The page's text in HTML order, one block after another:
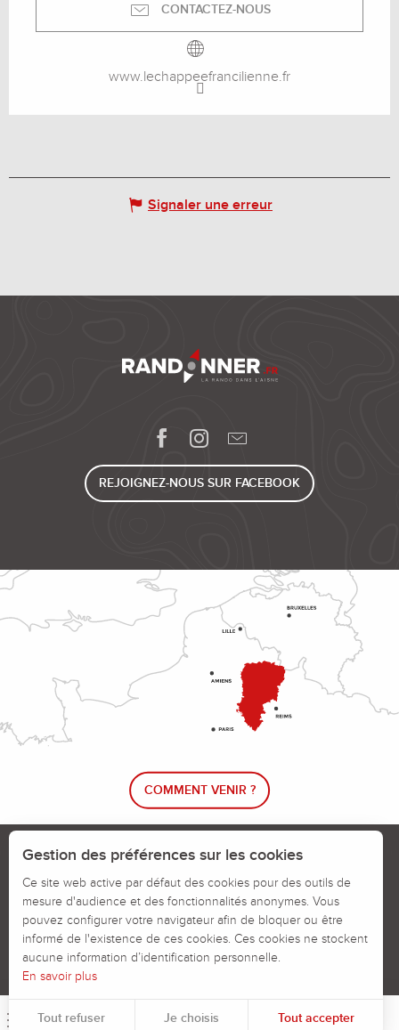
Menu
CONTACTEZ-NOUS
www.lechappeefrancilienne.fr
Signaler une erreur
REJOIGNEZ-NOUS SUR FACEBOOK
COMMENT VENIR ?
Le blog rando !
Calendrier des jours chassés
Signaler un problème sur un parcours
Politiques des Cookies Mentions légales
Gestion des préférences sur les cookies
Ce site web active par défaut des cookies pour des outils de
mesure d'audience et des fonctionnalités anonymes. Vous
pouvez configurer votre navigateur afin de bloquer ou être
informé de l'existence de ces cookies. Ces cookies ne stockent
aucune information d’identification personnelle.
En savoir plus
Tout refuser Je choisis Tout accepter